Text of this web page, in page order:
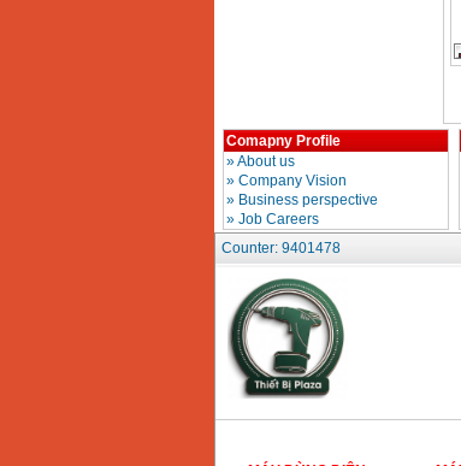
Comapny Profile
»About us
» Company Vision
» Business perspective
» Job Careers
Counter: 9401478